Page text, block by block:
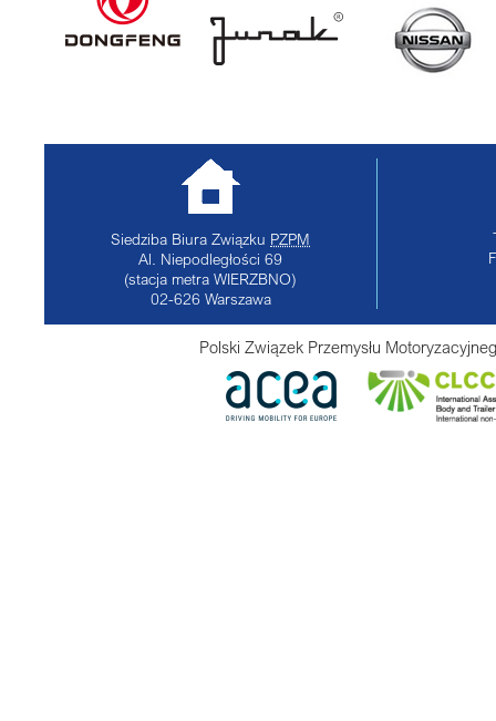
Siedziba Biura Związku PZPM
Al. Niepodległości 69
(stacja metra WIERZBNO)
02-626 Warszawa
Polski Związek Przemysłu